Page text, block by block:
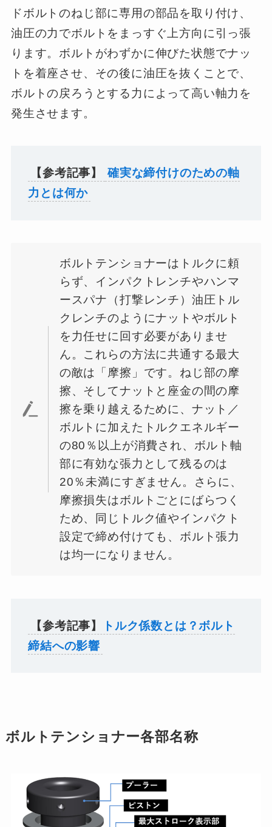
ドボルトのねじ部に専用の部品を取り付け、
油圧の力でボルトをまっすぐ上方向に引っ張
ります。ボルトがわずかに伸びた状態でナッ
トを着座させ、その後に油圧を抜くことで、
ボルトの戻ろうとする力によって高い軸力を
発生させます。
【参考記事】
確実な締付けのための軸
力とは何か
ボルトテンショナーはトルクに頼
らず、インパクトレンチやハンマ
ースパナ（打撃レンチ）油圧トル
クレンチのようにナットやボルト
を力任せに回す必要がありませ
ん。これらの方法に共通する最大
の敵は「摩擦」です。ねじ部の摩
擦、そしてナットと座金の間の摩
擦を乗り越えるために、ナット／
ボルトに加えたトルクエネルギー
の80％以上が消費され、ボルト軸
部に有効な張力として残るのは
20％未満にすぎません。さらに、
摩擦損失はボルトごとにばらつく
ため、同じトルク値やインパクト
設定で締め付けても、ボルト張力
は均一になりません。
【参考記事】
トルク係数とは？ボルト
締結への影響
ボルトテンショナー各部名称